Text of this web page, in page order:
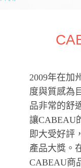
2009年在加
度與質感為
品非常的舒
讓CABEAU
即大受好評
產品大獎。
CABEAU商